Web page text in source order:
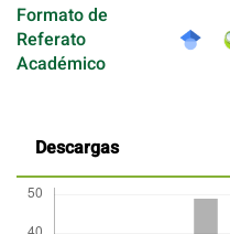
Formato de
Referato
Académico
Descargas